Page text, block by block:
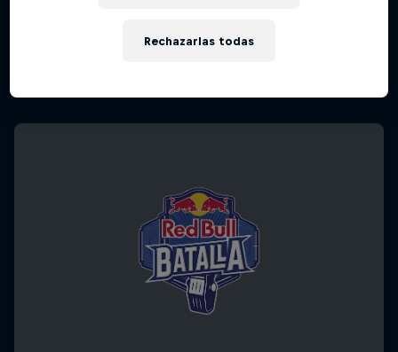
Rechazarlas todas